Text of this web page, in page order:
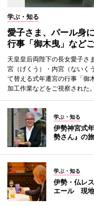
学ぶ・知る
愛子さま、パール身
行事「御木曳」など
天皇皇后両陛下の長女愛子さ
宮（げくう）・内宮（ないく
て替える式年遷宮の行事「御
加工作業などをご視察された。
学ぶ・知る
伊勢神宮式
勢さん』の
学ぶ・知る
伊勢・仏レ
エール 現